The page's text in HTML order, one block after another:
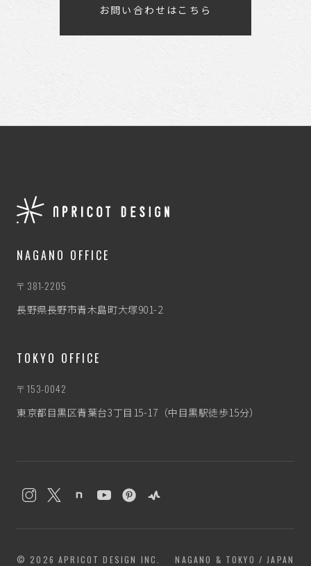
お問い合わせはこちら
NAGANO OFFICE
〒381-2205
長野県長野市青木島町大塚901-2
TOKYO OFFICE
〒153-0042
東京都目黒区青葉台3丁目15-17（中目黒駅徒歩15分）
© 2026 APRICOT DESIGN INC. NAGANO & TOKYO / JAPAN